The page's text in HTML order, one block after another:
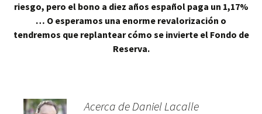
riesgo, pero el bono a diez años español paga un 1,17%
… O esperamos una enorme revalorización o
tendremos que replantear cómo se invierte el Fondo de
Reserva.
Acerca de Daniel Lacalle